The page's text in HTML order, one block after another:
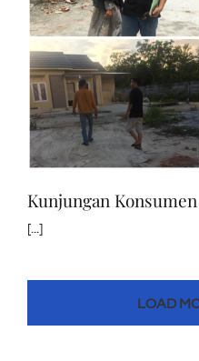
Kunjungan Konsumen
[...]
LOAD